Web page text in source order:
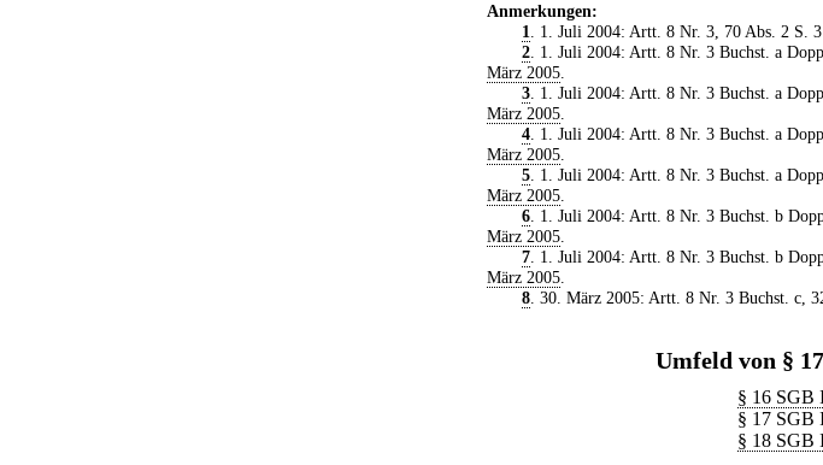
Anmerkungen:
1. 1. Juli 2004: Artt. 8 Nr. 3, 70 Abs. 2 S. 3
2. 1. Juli 2004: Artt. 8 Nr. 3 Buchst. a
März 2005.
3. 1. Juli 2004: Artt. 8 Nr. 3 Buchst. a
März 2005.
4. 1. Juli 2004: Artt. 8 Nr. 3 Buchst. a
März 2005.
5. 1. Juli 2004: Artt. 8 Nr. 3 Buchst. a
März 2005.
6. 1. Juli 2004: Artt. 8 Nr. 3 Buchst. b
März 2005.
7. 1. Juli 2004: Artt. 8 Nr. 3 Buchst. b
März 2005.
8. 30. März 2005: Artt. 8 Nr. 3 Buchst. c,
Umfeld von §
§ 16 SGB
§ 17 SGB
§ 18 SGB